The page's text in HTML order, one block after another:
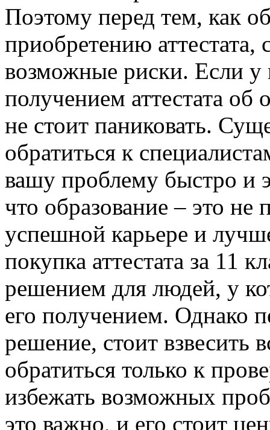
Поэтому перед тем, как
приобретению
возможные риски. Если у
получением аттестата
не стоит паниковать.
обратиться к
вашу проблему быстро и
что образование – это
успешной карьере и
покупка аттестата за 11
решением для людей, у
его получением. Однако
решение, стоит взвесить
обратиться только к
избежать возможных
это важно, и его стоит